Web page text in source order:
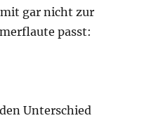
gar nicht zur
passt:
Unterschied